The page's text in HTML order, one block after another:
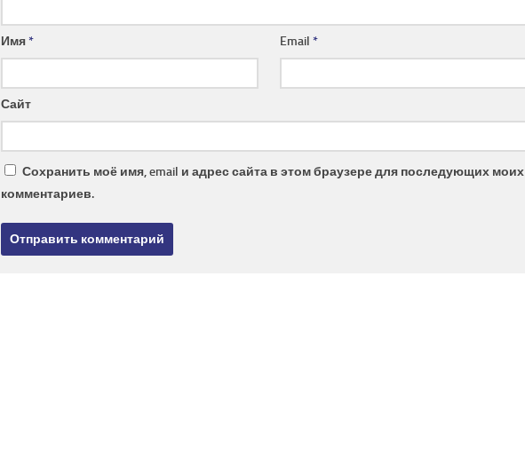
Имя* Email*
Сайт
Сохранить моё имя, email и адрес сайта в этом браузере для последующих моих
комментариев.